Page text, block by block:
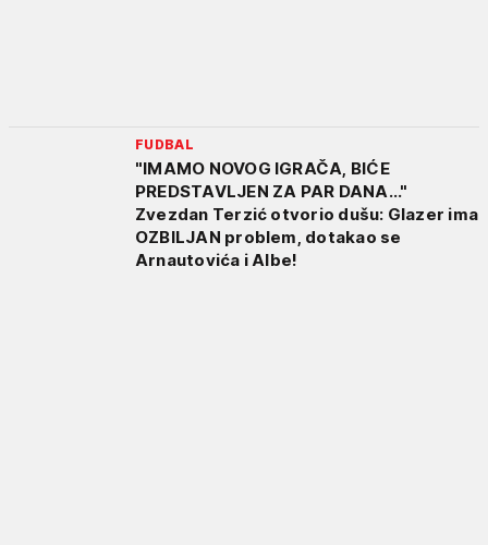
FUDBAL
"IMAMO NOVOG IGRAČA, BIĆE
PREDSTAVLJEN ZA PAR DANA..."
Zvezdan Terzić otvorio dušu: Glazer ima
OZBILJAN problem, dotakao se
Arnautovića i Albe!